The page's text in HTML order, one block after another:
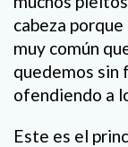
cabeza
muy común
quedemos sin
ofendiendo a
Este es el